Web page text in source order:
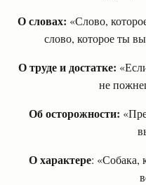
О словах: «Слово,
слово, которое ты
О труде и достатке:
не
Об осторожности:
О характере: «Собака,